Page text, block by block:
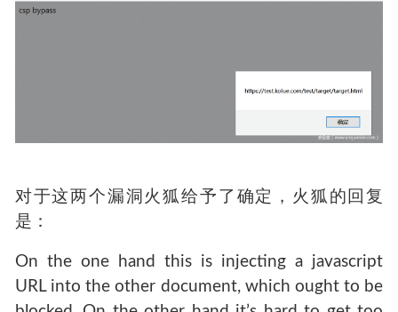
对于这两个漏洞火狐给予了确定，火狐的回复
是：
On the one hand this is injecting a javascript
URL into the other document, which ought to be